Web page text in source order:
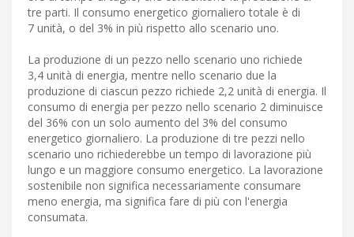
tre parti. Il consumo energetico giornaliero totale è di
7 unità, o del 3% in più rispetto allo scenario uno.
La produzione di un pezzo nello scenario uno richiede
3,4 unità di energia, mentre nello scenario due la
produzione di ciascun pezzo richiede 2,2 unità di energia. Il
consumo di energia per pezzo nello scenario 2 diminuisce
del 36% con un solo aumento del 3% del consumo
energetico giornaliero. La produzione di tre pezzi nello
scenario uno richiederebbe un tempo di lavorazione più
lungo e un maggiore consumo energetico. La lavorazione
sostenibile non significa necessariamente consumare
meno energia, ma significa fare di più con l'energia
consumata.